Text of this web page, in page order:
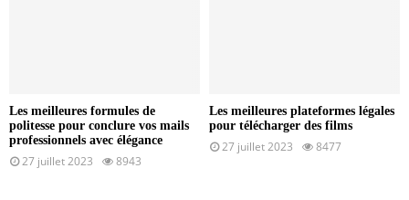
Les meilleures formules de
politesse pour conclure vos mails
professionnels avec élégance
27 juillet 2023 8943
Les meilleures plateformes légales
pour télécharger des films
27 juillet 2023 8477